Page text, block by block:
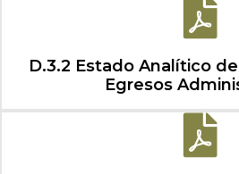
D.3.2 Estado Analítico
Egresos